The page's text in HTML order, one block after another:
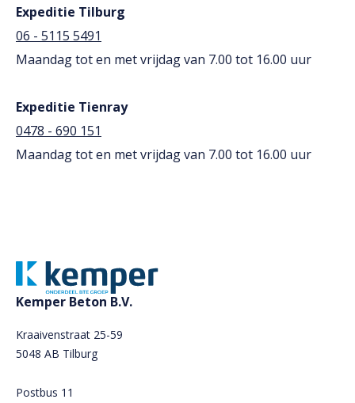
Expeditie Tilburg
06 - 5115 5491
Maandag tot en met vrijdag van 7.00 tot 16.00 uur
Expeditie Tienray
0478 - 690 151
Maandag tot en met vrijdag van 7.00 tot 16.00 uur
Kemper Beton B.V.
Kraaivenstraat 25-59
5048 AB Tilburg
Postbus 11